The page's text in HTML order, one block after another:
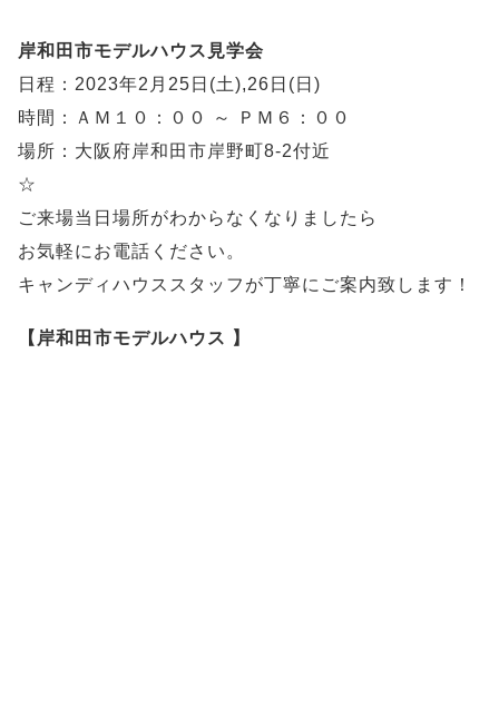
岸和田市モデルハウス見学会
日程：2023年2月25日(土),26日(日)
時間：ＡＭ１０：００ ～ ＰＭ６：００
場所：大阪府岸和田市岸野町8-2付近
☆
ご来場当日場所がわからなくなりましたら
お気軽にお電話ください。
キャンディハウススタッフが丁寧にご案内致します！
【岸和田市モデルハウス 】